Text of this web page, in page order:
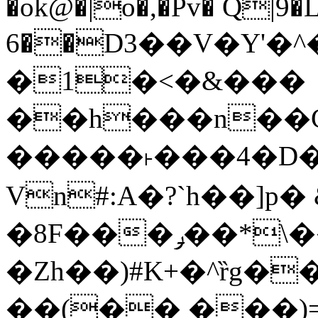
�ok@�|o�,�Pv�
�1�<�&���
Vn#:A�?`h��]p�
�8F���ݛ��*\��U��S
��(��